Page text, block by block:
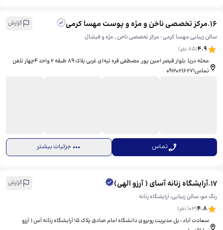
16
.مرکز تخصصی ناخن و مژه و پوست مهسا کرمی
گزارش
سالن زیبایی مهسا کرمی : مرکز تخصصی ناخن ٬ مژه و فیشال
4.9
(
85نفر)
محله دریا, بلوار قیصر امین پور, مصطفی قره تپه‌ای غربی پلاک ۸۹ طبقه ۲ واحد ۴چهار تلفن
تماس09120216271
تماس جزئیات بیشتر
17
.آرایشگاه زنانه آسای ( آرزو الهی)
گزارش
رنگ مو، سالن زیبایی، آرایشگاه زنانه
4.8
(
103 نفر)
سعادت آباد ، پل مدیریت روبروی دانشگاه امام صادق پلاک ۱۵ آرایشگاه زنانه آس ( آرزو